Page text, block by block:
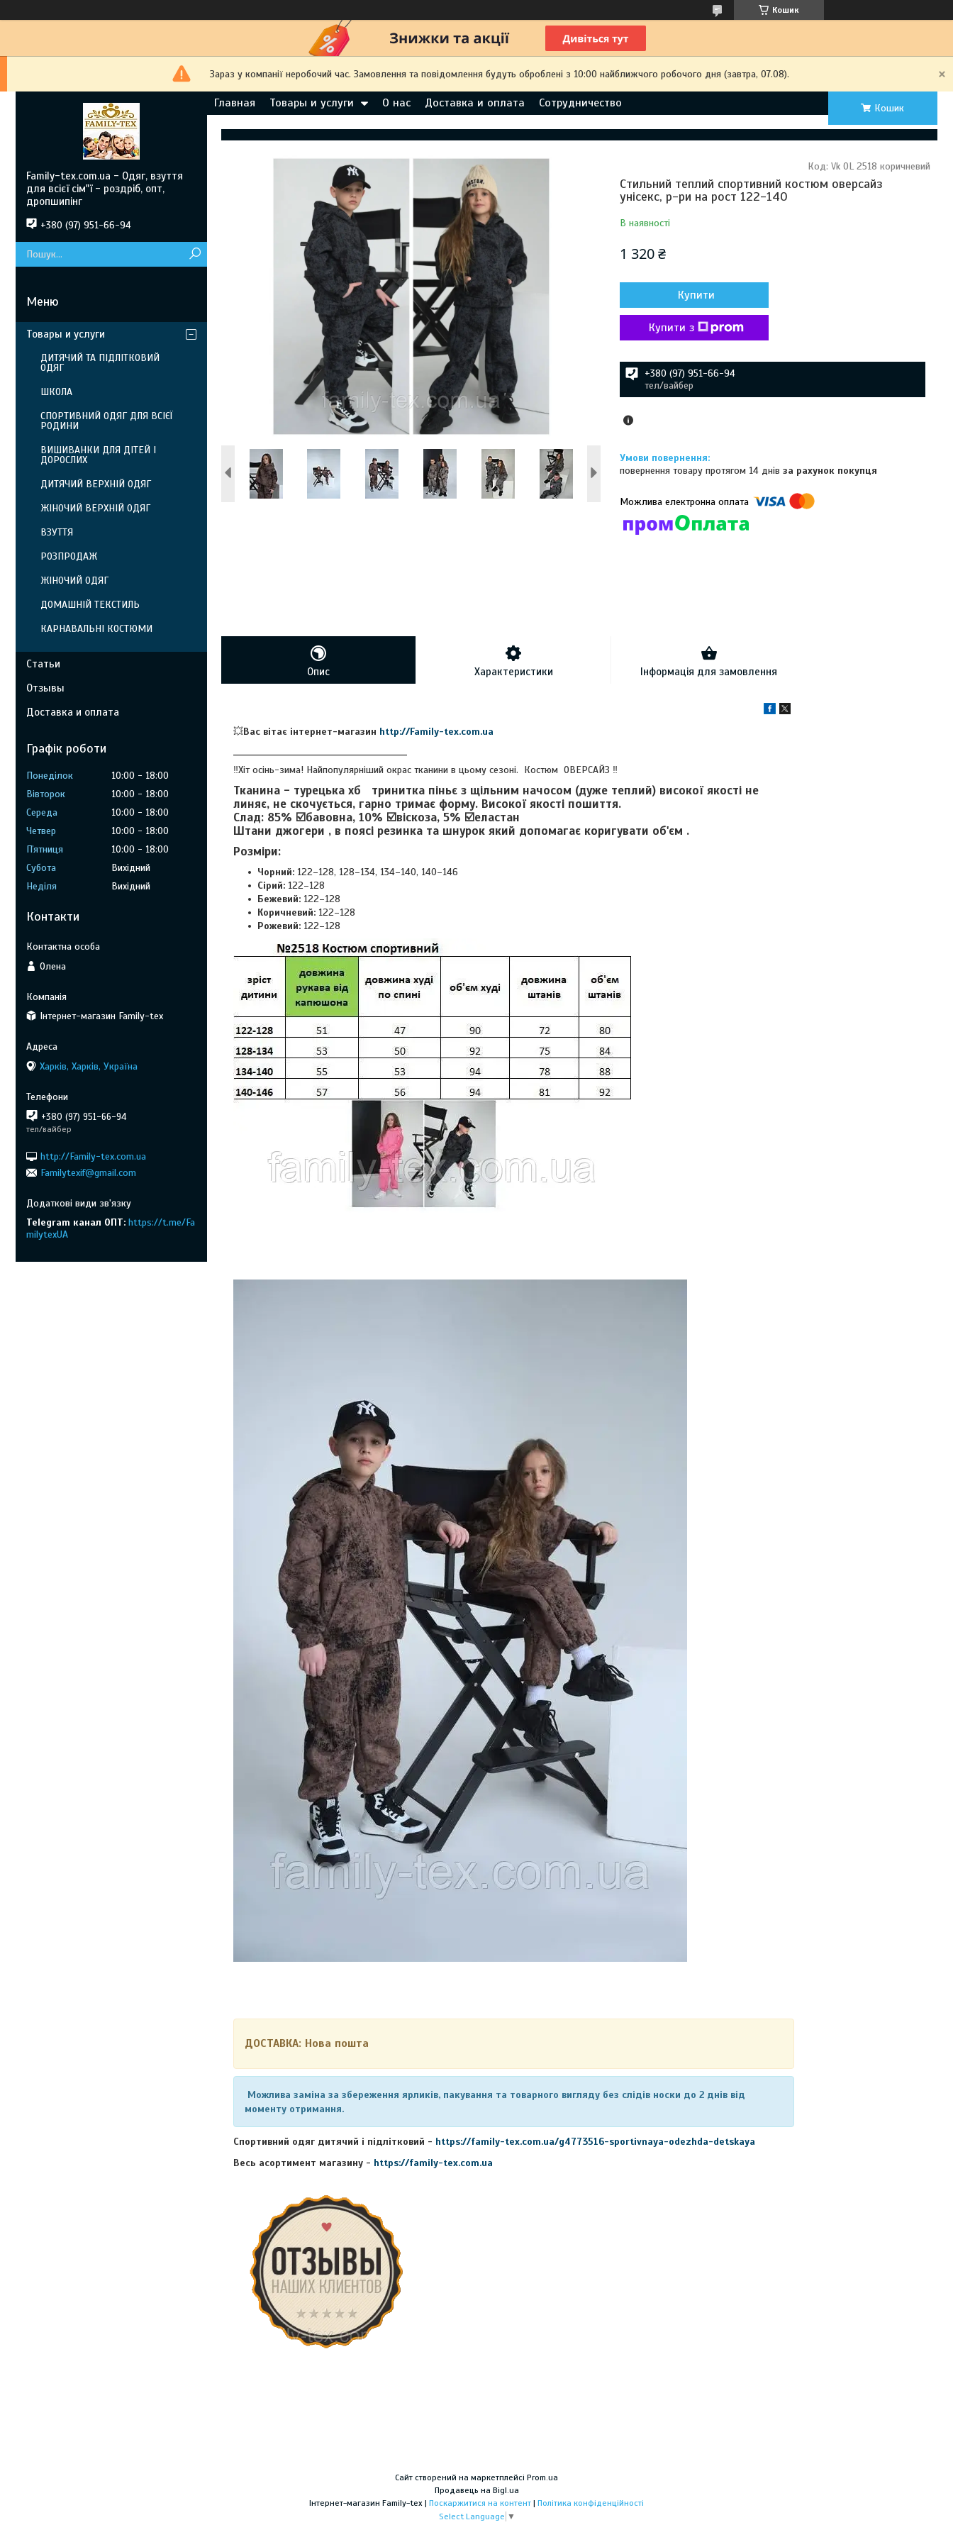
Кошик
Зараз у компанії неробочий час. Замовлення та повідомлення будуть оброблені з 10:00 найближчого робочого дня (завтра, 07.08).
Главная Товары и услуги О нас Доставка и оплата Сотрудничество Кошик
Стильний теплий спортивний костюм оверсайз
унісекс, р-ри на рост 122-140
В наявності
Код: Vk OL 2518 коричневий
1 320 ₴
Купити
Купити з
+380 (97) 951-66-94
тел/вайбер
повернення товару протягом 14 днівза рахунок покупця
Опис Характеристики Інформація для замовлення
💥Вас вітає інтернет-магазин http://Family-tex.com.ua
‼️Хіт осінь-зима! Найпопулярніший окрас тканини в цьому сезоні. Костюм ОВЕРСАЙЗ ‼️
Тканина - турецька хб тринитка піньє з щільним начосом (дуже теплий) високої якості не
линяє, не скочується, гарно тримає форму. Високої якості пошиття.
Слад: 85% ☑️бавовна, 10% ☑️віскоза, 5% ☑️еластан
Штани джогери , в поясі резинка та шнурок який допомагає коригувати об'єм .
Розміри:
Чорний: 122–128, 128–134, 134–140, 140–146
Сірий: 122–128
Бежевий: 122–128
Коричневий: 122–128
Рожевий: 122–128
ДОСТАВКА: Нова пошта
Можлива заміна за збереження ярликів, пакування та товарного вигляду без слідів носки до 2 днів від
моменту отримання.
Спортивний одяг дитячий і підлітковий - https://family-tex.com.ua/g4773516-sportivnaya-odezhda-detskaya
Весь асортимент магазину - https://family-tex.com.ua
Family-tex.com.ua - Одяг, взуття
для всієї сім"ї - роздріб, опт,
дропшипінг
+380 (97) 951-66-94
Товары и услуги
ДИТЯЧИЙ ТА ПІДЛІТКОВИЙ
ОДЯГ
ШКОЛА
СПОРТИВНИЙ ОДЯГ ДЛЯ ВСІЄЇ
РОДИНИ
ВИШИВАНКИ ДЛЯ ДІТЕЙ І
ДОРОСЛИХ
ДИТЯЧИЙ ВЕРХНІЙ ОДЯГ
ЖІНОЧИЙ ВЕРХНІЙ ОДЯГ
ВЗУТТЯ
РОЗПРОДАЖ
ЖІНОЧИЙ ОДЯГ
ДОМАШНІЙ ТЕКСТИЛЬ
КАРНАВАЛЬНІ КОСТЮМИ
Статьи
Отзывы
Доставка и оплата
Графік роботи
Понеділок 10:00
18:00
Вівторок
10:00
18:00
Середа
10:00
18:00
Четвер
10:00
18:00
Пʼятниця
10:00
18:00
Субота
Вихідний
Неділя
Вихідний
Контакти
Олена
Інтернет-магазин Family-tex
Харків, Харків, Україна
+380 (97) 951-66-94
тел/вайбер
http://Family-tex.com.ua
Familytexif@gmail.com
Telegram канал ОПТ https://t.me/Fa
milytexUA
Сайт створений на маркетплейсі Prom.ua
Продавець на Bigl.ua
Інтернет-магазин Family-tex | Поскаржитися на контент | Політика конфіденційності
Select Language ▼